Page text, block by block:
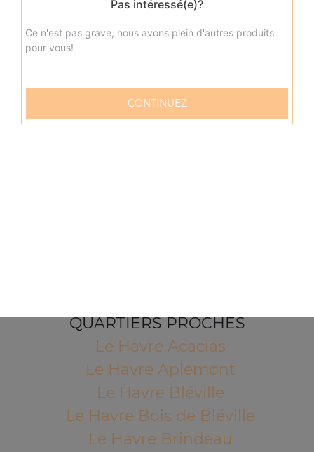
QUARTIERS PROCHES
Le Havre Acacias
Le Havre Aplemont
Le Havre Bléville
Le Havre Bois de Bléville
Le Havre Brindeau
Pas intéressé(e)?
Ce n'est pas grave, nous avons plein d'autres produits
pour vous!
CONTINUEZ